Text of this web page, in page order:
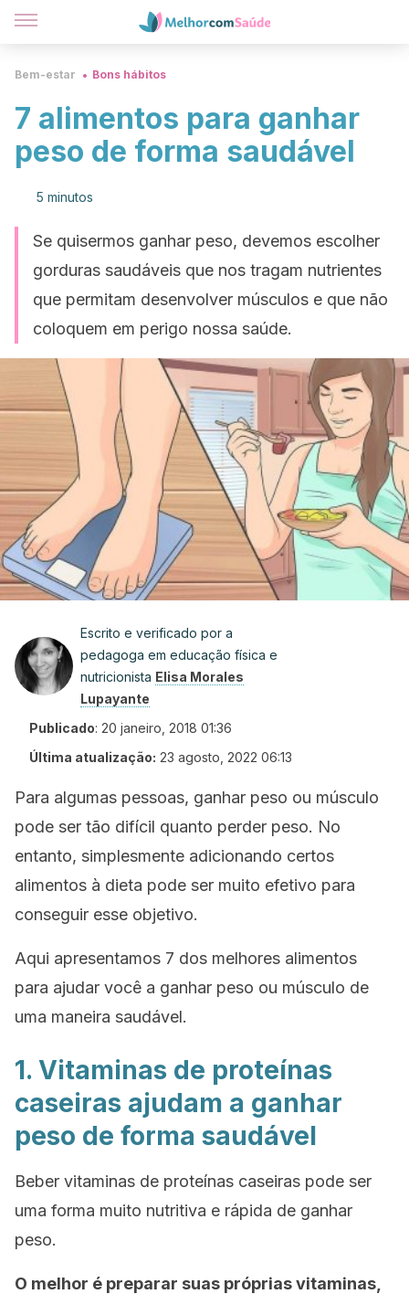
Bem-estar Bons hábitos
7 alimentos para ganhar
peso de forma saudável
5 minutos
Se quisermos ganhar peso, devemos escolher
gorduras saudáveis que nos tragam nutrientes
que permitam desenvolver músculos e que não
coloquem em perigo nossa saúde.
Escrito e verificado por a
pedagoga em educação física e
nutricionista Elisa Morales
Lupayante
Publicado: 20 janeiro, 2018 01:36
Última atualização: 23 agosto, 2022 06:13
Para algumas pessoas, ganhar peso ou músculo
pode ser tão difícil quanto perder peso. No
entanto, simplesmente adicionando certos
alimentos à dieta pode ser muito efetivo para
conseguir esse objetivo.
Aqui apresentamos 7 dos melhores alimentos
para ajudar você a ganhar peso ou músculo de
uma maneira saudável.
1. Vitaminas de proteínas
caseiras ajudam a ganhar
peso de forma saudável
Beber vitaminas de proteínas caseiras pode ser
uma forma muito nutritiva e rápida de ganhar
peso.
O melhor é preparar suas próprias vitaminas,